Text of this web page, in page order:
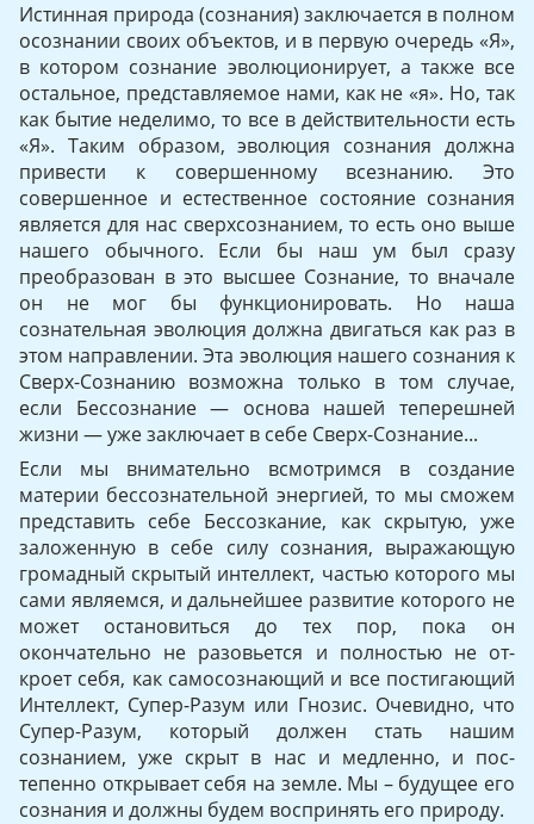
Истинная природа (сознания) заключается в полном
осознании своих объектов, и в первую очередь «Я»,
в котором сознание эволюционирует, а также все
остальное, представляемое нами, как не «я». Но, так
как бытие неделимо, то все в действительности есть
«Я». Таким образом, эволюция сознания должна
привести к совершенному всезнанию. Это
совершенное и естественное состо­яние сознания
является для нас сверхсознанием, то есть оно выше
нашего обычного. Если бы наш ум был сразу
преобразован в это высшее Сознание, то вначале
он не мог бы функционировать. Но наша
сознательная эволюция должна двигаться как раз в
этом направлении. Эта эволюция нашего сознания к
Сверх-Сознанию возможна только в том случае,
если Бессознание — основа нашей теперешней
жизни — уже заключает в себе Сверх-Сознание...
Если мы внимательно всмотримся в создание
материи бессоз­нательной энергией, то мы сможем
представить себе Бессозкание, как скрытую, уже
заложенную в себе силу сознания, выражающую
громадный скрытый интеллект, частью которого мы
сами явля­емся, и дальнейшее развитие которого не
может остановиться до тех пор, пока он
окончательно не разовьется и полностью не от­
кроет себя, как самосознающий и все постигающий
Интеллект, Су­пер-Разум или Гнозис. Очевидно, что
Супер-Разум, который дол­жен стать нашим
сознанием, уже скрыт в нас и медленно, и пос­
тепенно открывает себя на земле. Мы – будущее его
сознания и должны будем воспринять его природу.